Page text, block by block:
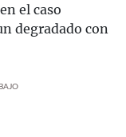
el caso
degradado con